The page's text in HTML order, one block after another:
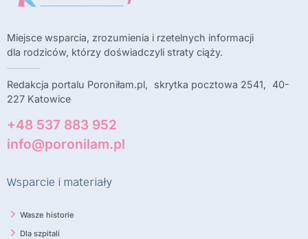
Miejsce wsparcia, zrozumienia i rzetelnych informacji
dla rodziców, którzy doświadczyli straty ciąży.
Redakcja portalu Poroniłam.pl, skrytka pocztowa 2541, 40-
227 Katowice
+48 537 883 952
info@poronilam.pl
Wsparcie i materiały
Wasze historie
Dla szpitali